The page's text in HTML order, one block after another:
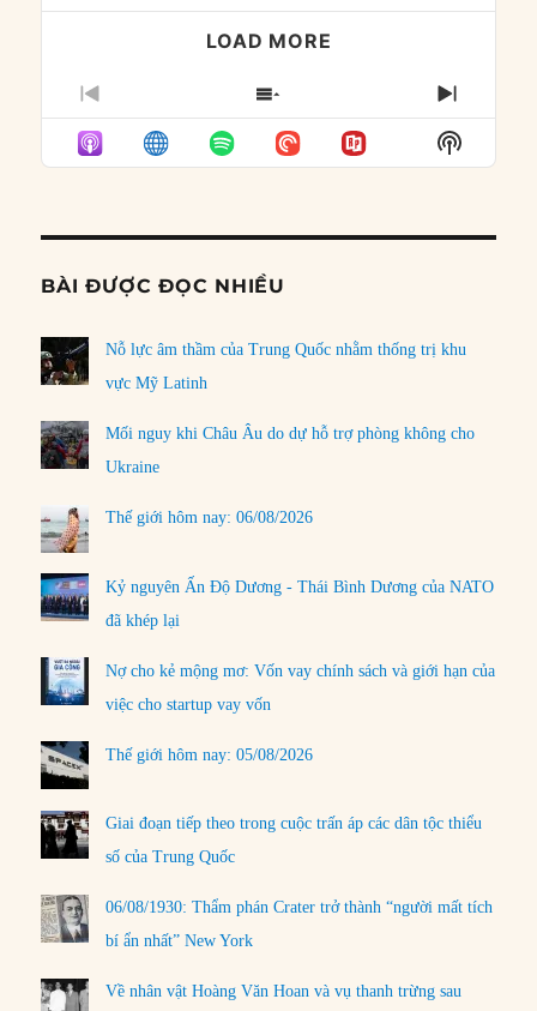
LOAD MORE
PREVIOUS
EPISODE
SHOW
EPISODES
LIST
NEXT
Show
Podcast
BÀI ĐƯỢC ĐỌC NHIỀU
Nỗ lực âm thầm của Trung Quốc nhằm thống trị khu
vực Mỹ Latinh
Mối nguy khi Châu Âu do dự hỗ trợ phòng không cho
Ukraine
Thế giới hôm nay: 06/08/2026
Kỷ nguyên Ấn Độ Dương - Thái Bình Dương của NATO
đã khép lại
Nợ cho kẻ mộng mơ: Vốn vay chính sách và giới hạn của
việc cho startup vay vốn
Thế giới hôm nay: 05/08/2026
Giai đoạn tiếp theo trong cuộc trấn áp các dân tộc thiểu
số của Trung Quốc
06/08/1930: Thẩm phán Crater trở thành “người mất tích
bí ẩn nhất” New York
Về nhân vật Hoàng Văn Hoan và vụ thanh trừng sau